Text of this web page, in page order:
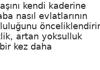
kendi kaderine
nasıl evlatlarının
artan yoksulluk
kez daha